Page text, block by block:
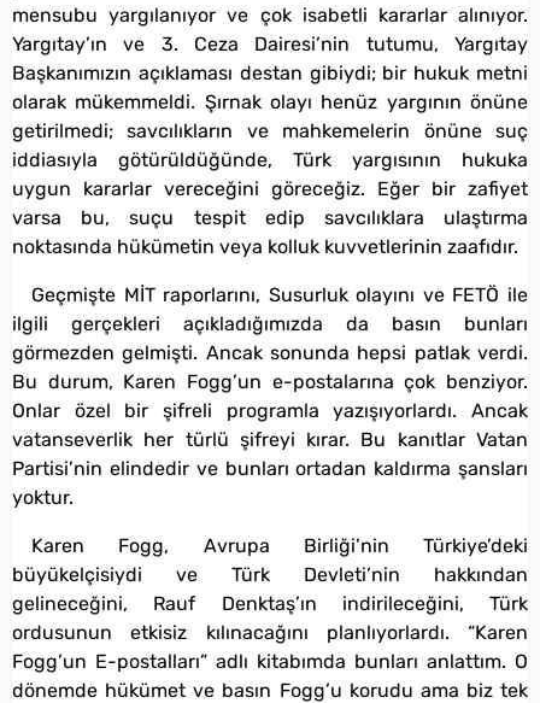
mensubu yargılanıyor ve çok isabetli kararlar alınıyor.
Yargıtay’ın ve 3. Ceza Dairesi’nin tutumu, Yargıtay
Başkanımızın açıklaması destan gibiydi; bir hukuk metni
olarak mükemmeldi. Şırnak olayı henüz yargının önüne
getirilmedi; savcılıkların ve mahkemelerin önüne suç
iddiasıyla götürüldüğünde, Türk yargısının hukuka
uygun kararlar vereceğini göreceğiz. Eğer bir zafiyet
varsa bu, suçu tespit edip savcılıklara ulaştırma
noktasında hükümetin veya kolluk kuvvetlerinin zaafıdır.
Geçmişte MİT raporlarını, Susurluk olayını ve FETÖ ile
ilgili gerçekleri açıkladığımızda da basın bunları
görmezden gelmişti. Ancak sonunda hepsi patlak verdi.
Bu durum, Karen Fogg’un e-postalarına çok benziyor.
Onlar özel bir şifreli programla yazışıyorlardı. Ancak
vatanseverlik her türlü şifreyi kırar. Bu kanıtlar Vatan
Partisi’nin elindedir ve bunları ortadan kaldırma şansları
yoktur.
Karen Fogg, Avrupa Birliği’nin Türkiye’deki
büyükelçisiydi ve Türk Devleti’nin hakkından
gelineceğini, Rauf Denktaş’ın indirileceğini, Türk
ordusunun etkisiz kılınacağını planlıyorlardı. “Karen
Fogg’un E-postalları” adlı kitabımda bunları anlattım. O
dönemde hükümet ve basın Fogg’u korudu ama biz tek